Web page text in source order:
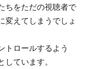
ちをただの視聴者で
変えてしまうでしょ
トロールするよう
ています。